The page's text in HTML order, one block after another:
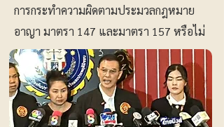
การกระทำความผิดตามประมวลกฎหมาย
อาญา มาตรา 147 และมาตรา 157 หรือไม่